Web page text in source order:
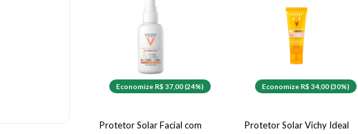
Economize R$ 37,00 (24%)
Protetor Solar Facial com
Economize R$ 34,00 (30%)
Protetor Solar Vichy Ideal